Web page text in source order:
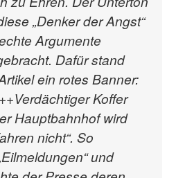
„Denker der Angst“
Argumente
Dafür stand
ein rotes Banner:
Koffer
Hauptbahnhof wird
nicht“. So
und